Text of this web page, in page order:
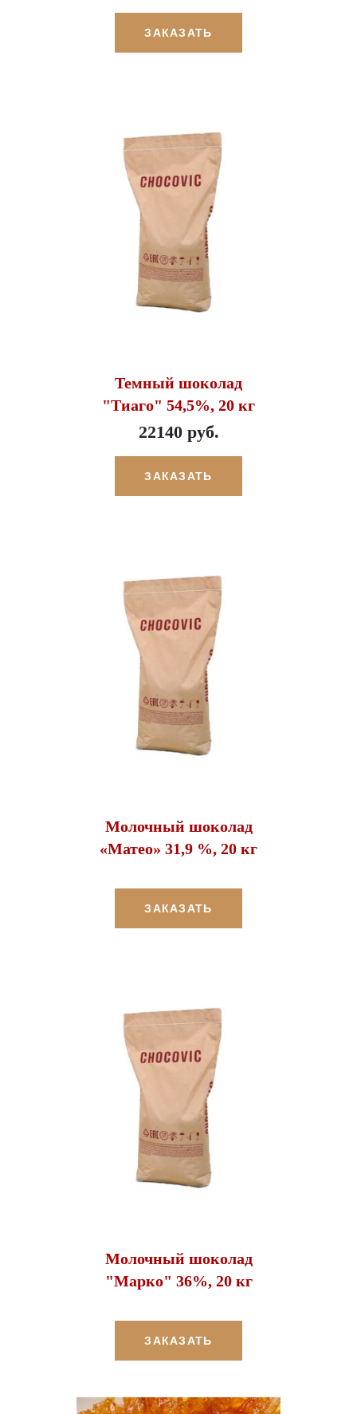
ЗАКАЗАТЬ
Темный шоколад
"Тиаго" 54,5%, 20 кг
22140 руб.
ЗАКАЗАТЬ
Молочный шоколад
«Матео» 31,9 %, 20 кг
ЗАКАЗАТЬ
Молочный шоколад
"Марко" 36%, 20 кг
ЗАКАЗАТЬ